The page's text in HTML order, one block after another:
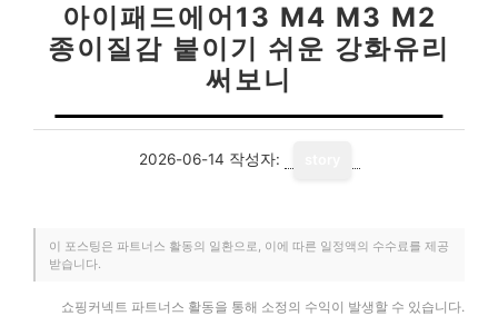
아이패드에어13 M4 M3 M2
종이질감 붙이기 쉬운 강화유리
써보니
2026-06-14 작성자:
이 포스팅은 파트너스 활동의 일환으로, 이에 따른 일정액의 수수료를 제공
받습니다.
쇼핑커넥트 파트너스 활동을 통해 소정의 수익이 발생할 수 있습니다.